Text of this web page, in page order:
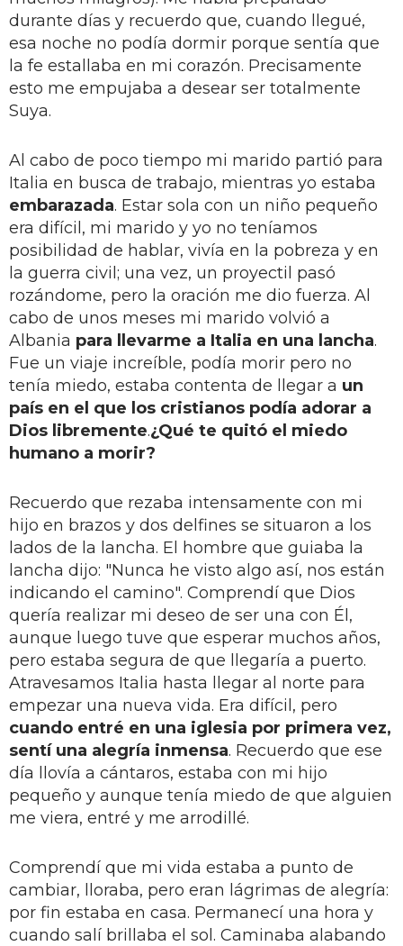
durante días y recuerdo que, cuando llegué,
esa noche no podía dormir porque sentía que
la fe estallaba en mi corazón. Precisamente
esto me empujaba a desear ser totalmente
Suya.
Al cabo de poco tiempo mi marido partió para
Italia en busca de trabajo, mientras yo estaba
embarazada. Estar sola con un niño pequeño
era difícil, mi marido y yo no teníamos
posibilidad de hablar, vivía en la pobreza y en
la guerra civil; una vez, un proyectil pasó
rozándome, pero la oración me dio fuerza. Al
cabo de unos meses mi marido volvió a
Albania para llevarme a Italia en una lancha.
Fue un viaje increíble, podía morir pero no
tenía miedo, estaba contenta de llegar a un
país en el que los cristianos podía adorar a
Dios libremente.¿Qué te quitó el miedo
humano a morir?
Recuerdo que rezaba intensamente con mi
hijo en brazos y dos delfines se situaron a los
lados de la lancha. El hombre que guiaba la
lancha dijo: "Nunca he visto algo así, nos están
indicando el camino". Comprendí que Dios
quería realizar mi deseo de ser una con Él,
aunque luego tuve que esperar muchos años,
pero estaba segura de que llegaría a puerto.
Atravesamos Italia hasta llegar al norte para
empezar una nueva vida. Era difícil, pero
cuando entré en una iglesia por primera vez,
sentí una alegría inmensa. Recuerdo que ese
día llovía a cántaros, estaba con mi hijo
pequeño y aunque tenía miedo de que alguien
me viera, entré y me arrodillé.
Comprendí que mi vida estaba a punto de
cambiar, lloraba, pero eran lágrimas de alegría:
por fin estaba en casa. Permanecí una hora y
cuando salí brillaba el sol. Caminaba alabando